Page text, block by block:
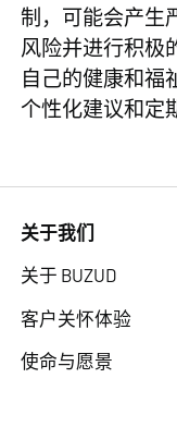
制，可能会产生
风险并进行积极
自己的健康和福
个性化建议和定
关于我们
关于 BUZUD
客户关怀体验
使命与愿景